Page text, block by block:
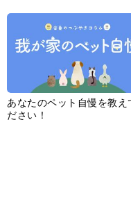
あなたのペット自慢を教え
ださい！